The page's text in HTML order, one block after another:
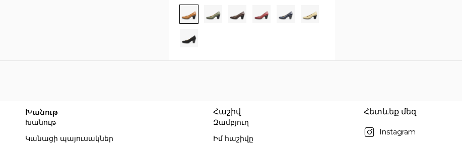
Խանութ
Խանութ
Կանացի պայուսակներ
Հաշիվ
Զամբյուղ
Իմ հաշիվը
Հետևեք մեզ
Instagram